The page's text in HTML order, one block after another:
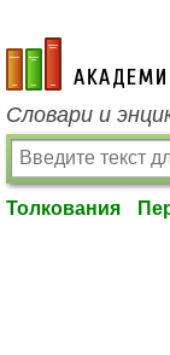
academic.ru
Словари и
Толкования